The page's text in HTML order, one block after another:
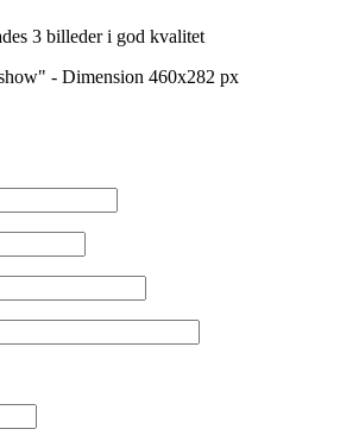
3 billeder i god kvalitet
- Dimension 460x282 px